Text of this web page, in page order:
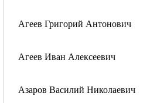
Агеев Григорий Антонович
Агеев Иван Алексеевич
Азаров Василий Николаевич